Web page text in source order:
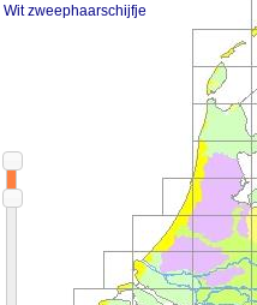
Wit zweephaarschijfje